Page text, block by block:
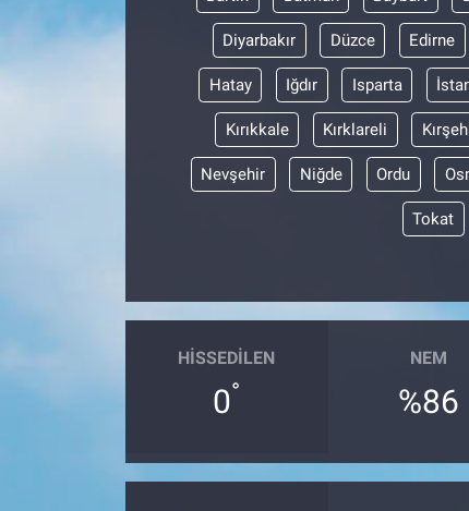
Diyarbakır Düzce Edirne
Hatay Iğdır Isparta
Kırıkkale Kırklareli
Nevşehir Niğde Ordu
Tokat
HISSEDILEN
0°
NEM
%86